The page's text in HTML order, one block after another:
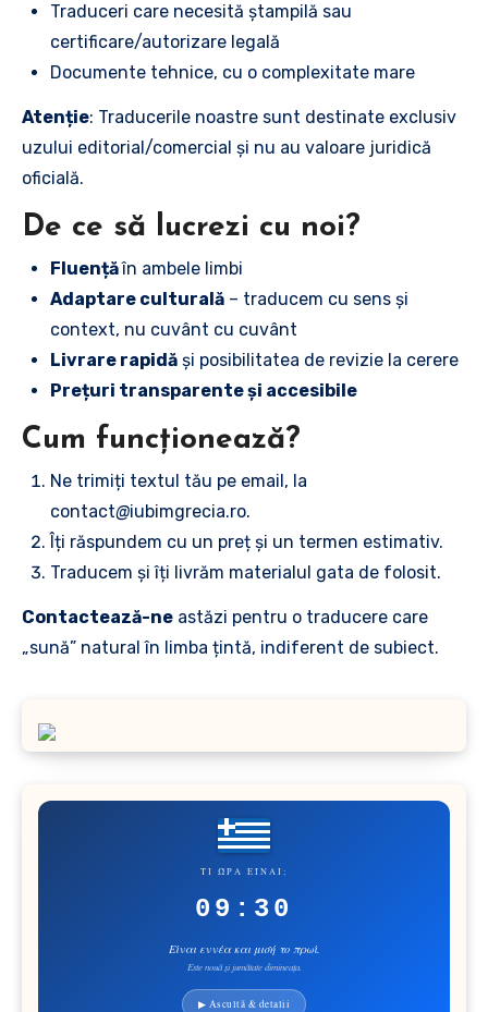
Traduceri care necesită ștampilă sau
certificare/autorizare legală
Documente tehnice, cu o complexitate mare
Atenție: Traducerile noastre sunt destinate exclusiv
uzului editorial/comercial și nu au valoare juridică
oficială.
De ce să lucrezi cu noi?
Fluențăîn ambele limbi
Adaptare culturală– traducem cu sens și
context, nu cuvânt cu cuvânt
Livrare rapidăși posibilitatea de revizie la cerere
Prețuri transparente și accesibile
Cum funcționează?
Ne trimiți textul tău pe email, la
contact@iubimgrecia.ro.
Îți răspundem cu un preț și un termen estimativ.
Traducem și îți livrăm materialul gata de folosit.
Contactează-ne astăzi pentru o traducere care
„sună” natural în limba țintă, indiferent de subiect.
ΤΙ ΏΡΑ ΕΊΝΑΙ;
09:30
Είναι εννέα και μισή το πρωί.
Este nouă și jumătate dimineața.
▶ Ascultă & detalii